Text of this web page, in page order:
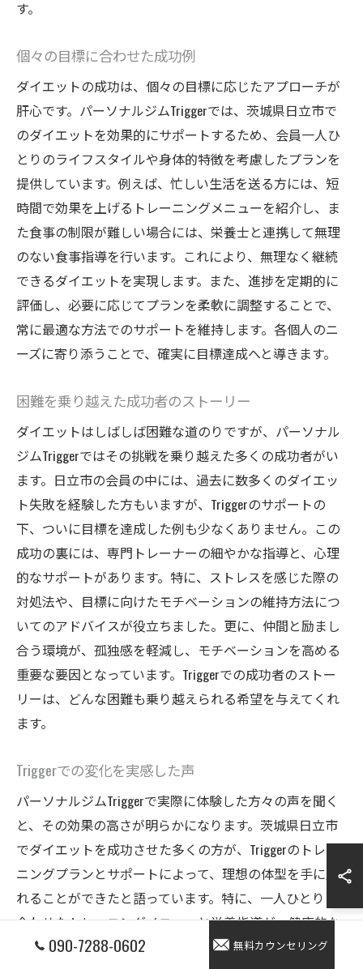
す。
個々の目標に合わせた成功例
ダイエットの成功は、個々の目標に応じたアプローチが
肝心です。パーソナルジムTriggerでは、茨城県日立市で
のダイエットを効果的にサポートするため、会員一人ひ
とりのライフスタイルや身体的特徴を考慮したプランを
提供しています。例えば、忙しい生活を送る方には、短
時間で効果を上げるトレーニングメニューを紹介し、ま
た食事の制限が難しい場合には、栄養士と連携して無理
のない食事指導を行います。これにより、無理なく継続
できるダイエットを実現します。また、進捗を定期的に
評価し、必要に応じてプランを柔軟に調整することで、
常に最適な方法でのサポートを維持します。各個人のニ
ーズに寄り添うことで、確実に目標達成へと導きます。
困難を乗り越えた成功者のストーリー
ダイエットはしばしば困難な道のりですが、パーソナル
ジムTriggerではその挑戦を乗り越えた多くの成功者がい
ます。日立市の会員の中には、過去に数多くのダイエッ
ト失敗を経験した方もいますが、Triggerのサポートの
下、ついに目標を達成した例も少なくありません。この
成功の裏には、専門トレーナーの細やかな指導と、心理
的なサポートがあります。特に、ストレスを感じた際の
対処法や、目標に向けたモチベーションの維持方法につ
いてのアドバイスが役立ちました。更に、仲間と励まし
合う環境が、孤独感を軽減し、モチベーションを高める
重要な要因となっています。Triggerでの成功者のストー
リーは、どんな困難も乗り越えられる希望を与えてくれ
ます。
Triggerでの変化を実感した声
パーソナルジムTriggerで実際に体験した方々の声を聞く
と、その効果の高さが明らかになります。茨城県日立市
でダイエットを成功させた多くの方が、Triggerのトレー
ニングプランとサポートによって、理想の体型を手に入
れることができたと語っています。特に、一人ひとりに
合わせたトレーニングメニューと栄養指導が、健康的な
体重減少を実現する鍵となっています。さらに、モチベ
090-7288-0602 無料カウンセリング